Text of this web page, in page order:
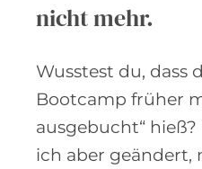
nicht mehr.
Wusstest du, dass
Bootcamp früher
ausgebucht“
ich aber geändert,